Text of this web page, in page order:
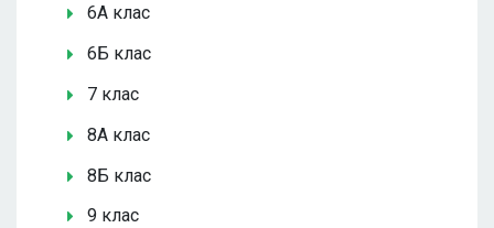
6А клас
6Б клас
7 клас
8А клас
8Б клас
9 клас